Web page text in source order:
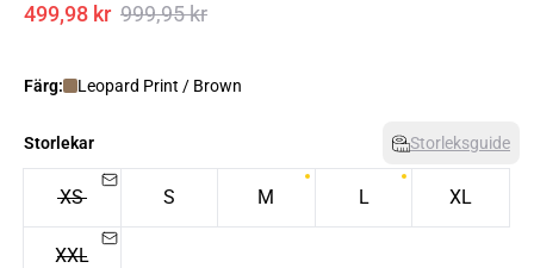
499,98 kr 999,95 kr
Färg: Leopard Print / Brown
Storlekar Storleksguide
XS S M L XL
XXL